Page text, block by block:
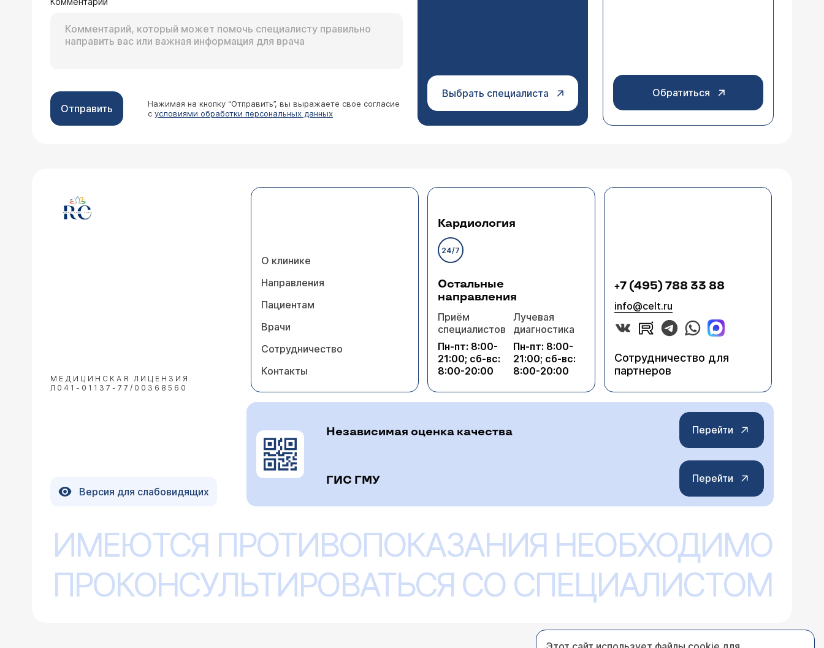
Отправить
Нажимая на кнопку “Отправить”, вы выражаете свое согласие
с условиями обработки персональных данных
Выбрать специалиста Обратиться
МЕДИЦИНСКАЯ ЛИЦЕНЗИЯ
Л041-01137-77/00368560
О клинике
Направления
Пациентам
Врачи
Сотрудничество
Контакты
Кардиология
24/7
Остальные
направления
Приём
специалистов
Пн-пт: 8:00-
21:00; сб-вс:
8:00-20:00
Лучевая
диагностика
Пн-пт: 8:00-
21:00; сб-вс:
8:00-20:00
+7 (495) 788 33 88
info@celt.ru
Сотрудничество для
партнеров
Версия для слабовидящих
Независимая оценка качества Перейти
ГИС ГМУ Перейти
ИМЕЮТСЯ ПРОТИВОПОКАЗАНИЯ НЕОБХОДИМО
ПРОКОНСУЛЬТИРОВАТЬСЯ СО СПЕЦИАЛИСТОМ